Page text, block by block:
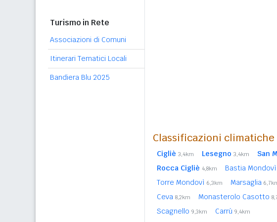
Turismo in Rete
Associazioni di Comuni
Itinerari Tematici Locali
Bandiera Blu 2025
Classificazioni
Cigliè 3,4km Lesegno 3,4km San
Rocca Cigliè 4,8km Bastia Mondovì
Torre Mondovì 6,3km Marsaglia
Ceva 8,2km Monasterolo Casotto
Scagnello 9,3km Carrù 9,4km